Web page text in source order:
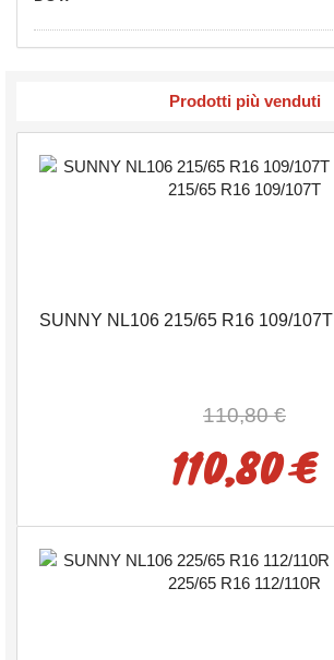
Prodotti più venduti
SUNNY NL106 215/65 R16 109/107T
110,80 €
110,80 €